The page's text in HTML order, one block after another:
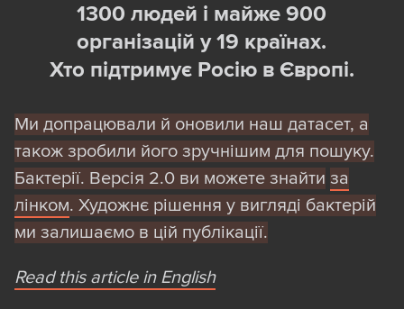
1300 людей і майже 900
організацій у 19 країнах.
Хто підтримує Росію в Європі.
Ми допрацювали й оновили наш датасет, а
також зробили його зручнішим для пошуку.
Бактерії. Версія 2.0 ви можете знайти за
лінком. Художнє рішення у вигляді бактерій
ми залишаємо в цій публікації.
Read this article in English